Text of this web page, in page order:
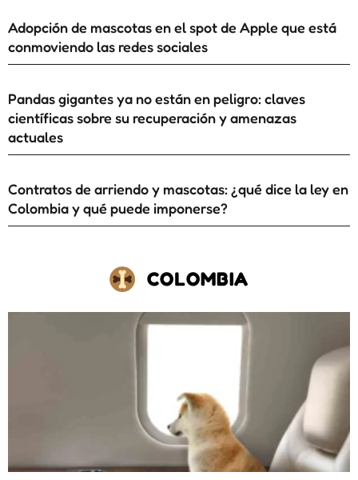
Adopción de mascotas en el spot de Apple que está
conmoviendo las redes sociales
Pandas gigantes ya no están en peligro: claves
científicas sobre su recuperación y amenazas
actuales
Contratos de arriendo y mascotas: ¿qué dice la ley en
Colombia y qué puede imponerse?
COLOMBIA